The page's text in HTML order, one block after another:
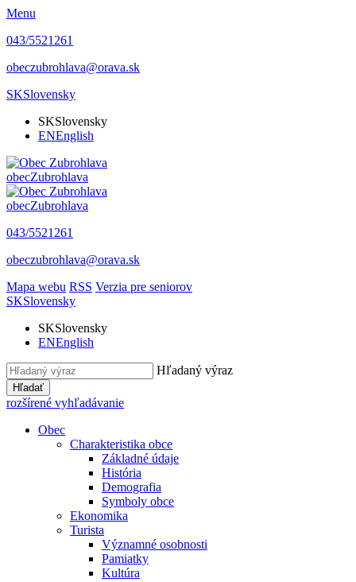
Menu
043/5521261
obeczubrohlava@orava.sk
SKSlovensky
SKSlovensky
ENEnglish
obecZubrohlava
obecZubrohlava
043/5521261
obeczubrohlava@orava.sk
Mapa webu RSS Verzia pre seniorov
SKSlovensky
SKSlovensky
ENEnglish
Hľadaný výraz
Hľadať
rozšírené vyhľadávanie
Obec
Charakteristika obce
Základné údaje
História
Demografia
Symboly obce
Ekonomika
Turista
Významné osobnosti
Pamiatky
Kultúra